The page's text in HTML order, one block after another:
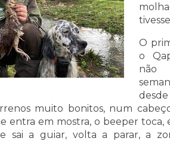
O
o
não
muito bonitos, num
entra em mostra, o beeper toca,
sai a guiar, volta a parar, a